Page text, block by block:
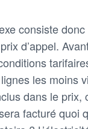
consiste
d’appel.
les moins
dans le prix,
facturé quoi